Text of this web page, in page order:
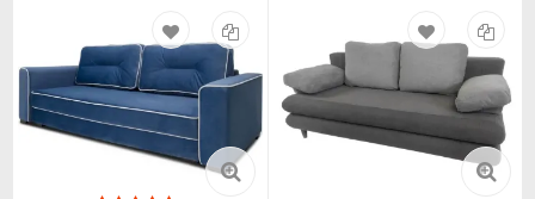
відтінок шафи купе; варіанти оформлення фасаду та дверей -
дзеркало, скло, фотодрук, піскоструминний візерунок,
комбіноване; додатково вибрати системи висувних полиць та
ящиків. Повна заводська гарантія 18 місяців та контроль
виготовлення - фабрична якість та обслуговування.Фасади у
вигляді дзеркала, дзеркала художнє матування,
фотодрук: можливий розмір фасадів по ширині від 440